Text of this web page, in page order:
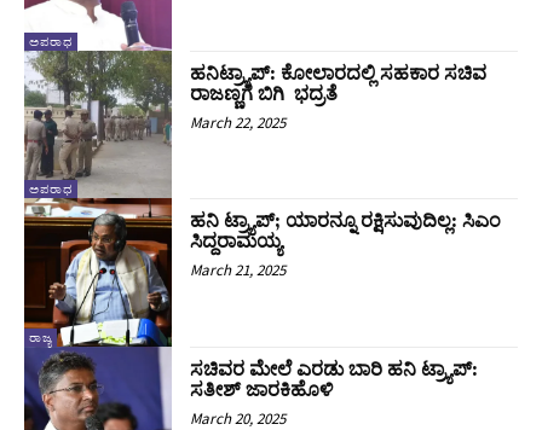
ಅಪರಾಧ
ಅಪರಾಧ
ಹನಿಟ್ರ್ಯಾಪ್:‌ ಕೋಲಾರದಲ್ಲಿ ಸಹಕಾರ ಸಚಿವ
ರಾಜಣ್ಣಗೆ ಬಿಗಿ ಭದ್ರತೆ
March 22, 2025
ರಾಜ್ಯ
ಹನಿ ಟ್ರ್ಯಾಪ್; ಯಾರನ್ನೂ ರಕ್ಷಿಸುವುದಿಲ್ಲ: ಸಿಎಂ
ಸಿದ್ದರಾಮಯ್ಯ
March 21, 2025
ಸಚಿವರ ಮೇಲೆ ಎರಡು ಬಾರಿ ಹನಿ ಟ್ರ್ಯಾಪ್:
ಸತೀಶ್ ಜಾರಕಿಹೊಳಿ
March 20, 2025